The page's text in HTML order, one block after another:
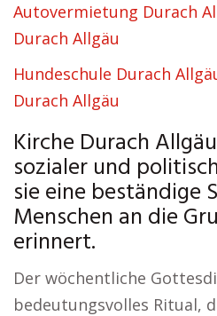
Autovermietung Durach
Durach Allgäu
Hundeschule Durach
Durach Allgäu
Kirche Durach
sozialer und
sie eine beständige
Menschen an die
erinnert.
Der wöchentliche
bedeutungsvolles Ritual,